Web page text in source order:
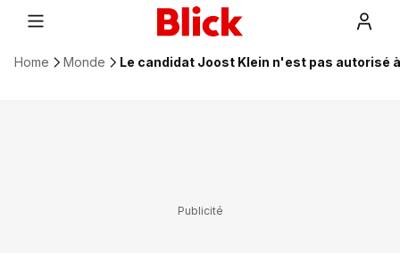
Home Monde Le candidat Joost Klein n'est pas autorisé